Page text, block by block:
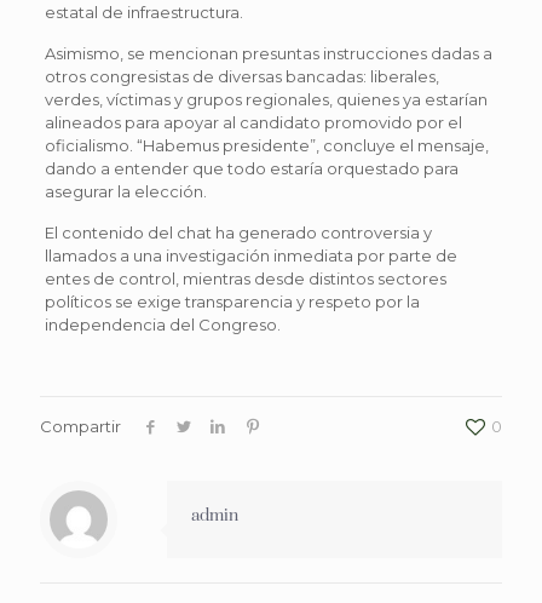
estatal de infraestructura.
Asimismo, se mencionan presuntas instrucciones dadas a
otros congresistas de diversas bancadas: liberales,
verdes, víctimas y grupos regionales, quienes ya estarían
alineados para apoyar al candidato promovido por el
oficialismo. “Habemus presidente”, concluye el mensaje,
dando a entender que todo estaría orquestado para
asegurar la elección.
El contenido del chat ha generado controversia y
llamados a una investigación inmediata por parte de
entes de control, mientras desde distintos sectores
políticos se exige transparencia y respeto por la
independencia del Congreso.
Compartir 0
admin